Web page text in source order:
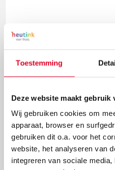
Toestemming
Deze website maakt gebruik
Wij gebruiken cookies om
apparaat, browser en
gebruiken dit o.a. voor het
website, het analyseren van
integreren van sociale
Meer info